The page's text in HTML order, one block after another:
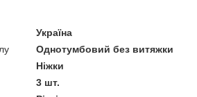
Україна
Однотумбовий без витяжки
Ніжки
3 шт.